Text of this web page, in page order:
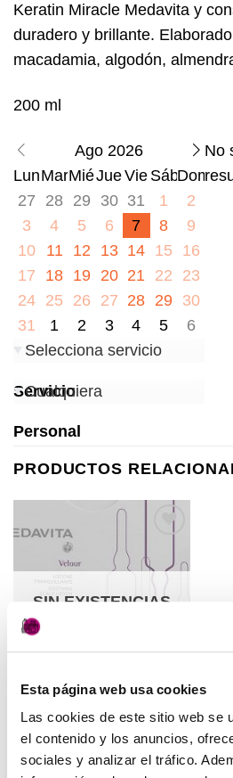
Esta página web usa cookies
Las cookies de este sitio web se
el contenido y los anuncios,
sociales y analizar el tráfico.
Keratin Miracle Medavita y
duradero y brillante.
macadamia, algodón,
200 ml
Ago 2026
LunMarMiéJueVie SábDom
27
28 29 30 31 1
2
3
4 5 6 7 8
9
10
11 12 13 14 15
16
17
18 19 20 21 22
23
24 25 26 27 28 29
30
31
1 2 3 4 5 6
Servicio
Personal
No
PRODUCTOS
a la
SIN EXISTENCIAS
PELUQUERÍA
Loción Tranquilizante
63,50€ (IVA incluido)